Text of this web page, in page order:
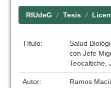
RIUdeG Tesis
Título:
Salud
con Jefe
Teocaltiche,
Autor: Ramos